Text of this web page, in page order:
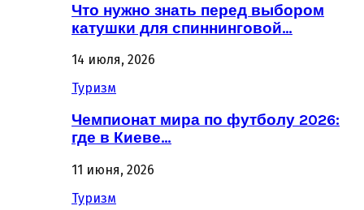
Что нужно знать перед выбором
катушки для спиннинговой…
14 июля, 2026
Туризм
Чемпионат мира по футболу 2026:
где в Киеве…
11 июня, 2026
Туризм